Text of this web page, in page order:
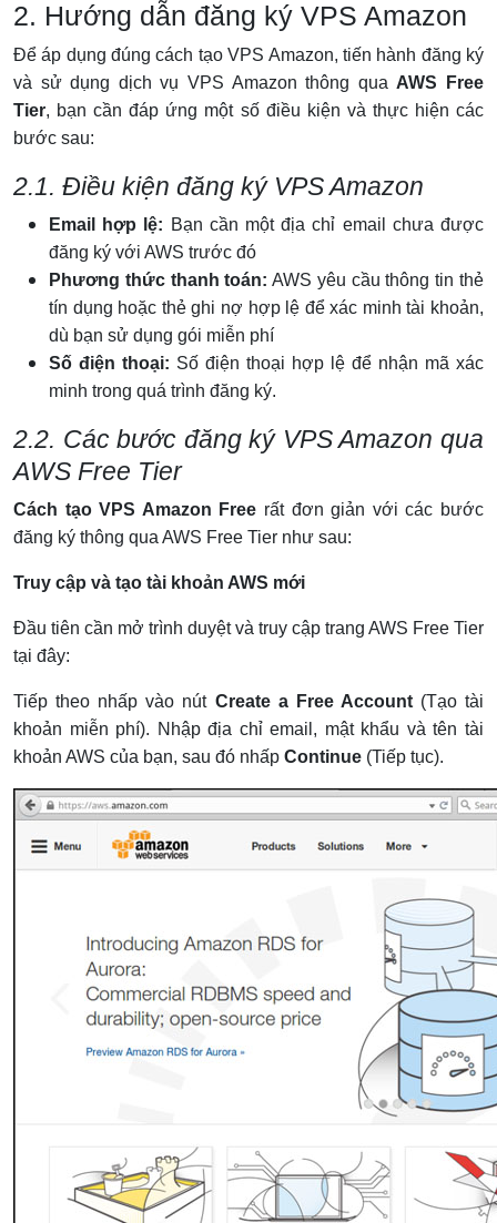
2. Hướng dẫn đăng ký VPS Amazon
Để áp dụng đúng cách tạo VPS Amazon, tiến hành đăng ký
và sử dụng dịch vụ VPS Amazon thông qua AWS Free
Tier, bạn cần đáp ứng một số điều kiện và thực hiện các
bước sau:
2.1. Điều kiện đăng ký VPS Amazon
Email hợp lệ: Bạn cần một địa chỉ email chưa được
đăng ký với AWS trước đó
Phương thức thanh toán: AWS yêu cầu thông tin thẻ
tín dụng hoặc thẻ ghi nợ hợp lệ để xác minh tài khoản,
dù bạn sử dụng gói miễn phí
Số điện thoại: Số điện thoại hợp lệ để nhận mã xác
minh trong quá trình đăng ký.
2.2. Các bước đăng ký VPS Amazon qua
AWS Free Tier
Cách tạo VPS Amazon Free rất đơn giản với các bước
đăng ký thông qua AWS Free Tier như sau:
Truy cập và tạo tài khoản AWS mới
Đầu tiên cần mở trình duyệt và truy cập trang AWS Free Tier
tại đây:
Tiếp theo nhấp vào nút Create a Free Account(Tạo tài
khoản miễn phí). Nhập địa chỉ email, mật khẩu và tên tài
khoản AWS của bạn, sau đó nhấp Continue (Tiếp tục).